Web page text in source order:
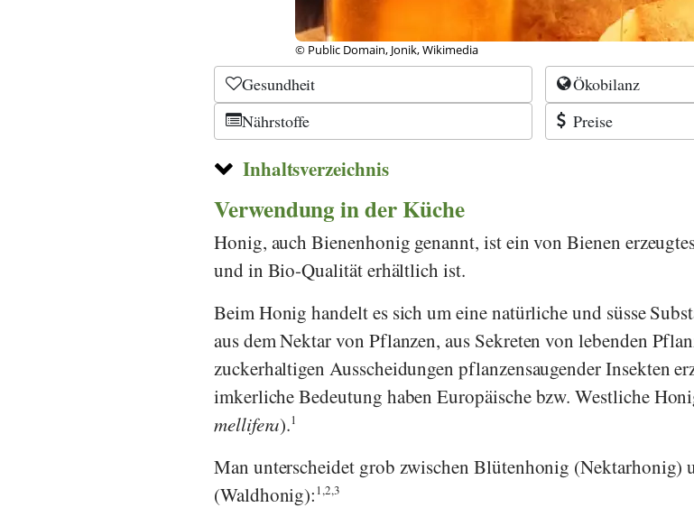
© Public Domain, Jonik, Wikimedia
Gesundheit
Ökobilanz
Nährstoffe
Preise
Inhaltsverzeichnis
Verwendung in der Küche
Honig, auch Bienenhonig genannt, ist ein von Bienen
und in Bio-Qualität erhältlich ist.
Beim Honig handelt es sich um eine natürliche und süsse
aus dem Nektar von Pflanzen, aus Sekreten von lebenden
zuckerhaltigen Ausscheidungen pflanzensaugender Insekten
imkerliche Bedeutung haben Europäische bzw. Westliche
mellifera).1
Man unterscheidet grob zwischen Blütenhonig (Nektarhonig)
(Waldhonig):1,2,3